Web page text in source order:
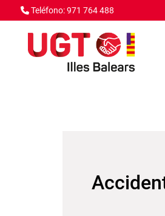
Pasar al contenido principal
Teléfono: 971 764 488